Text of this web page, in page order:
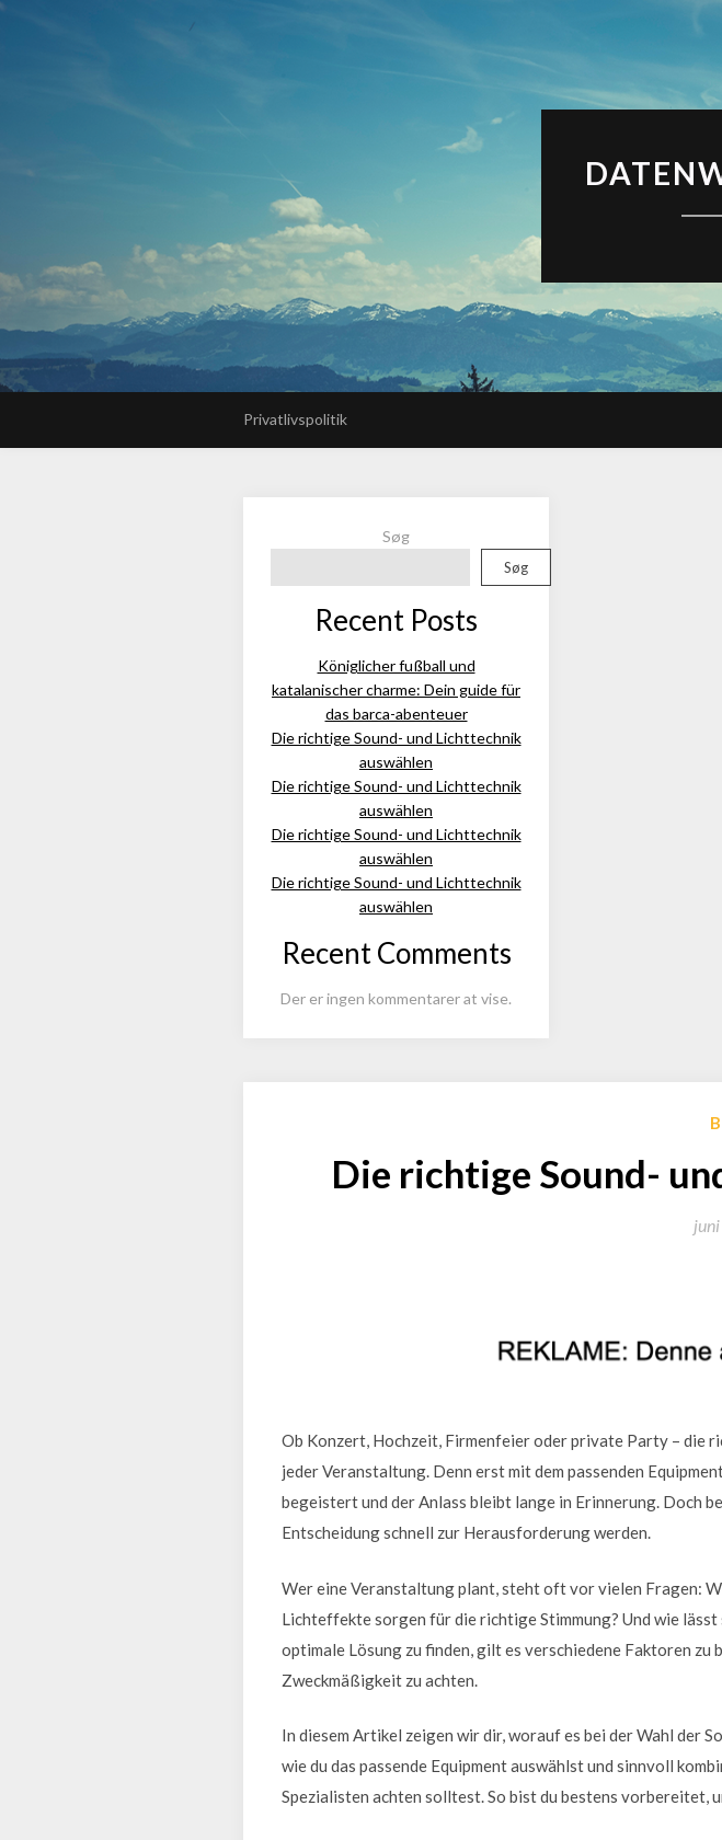
Privatlivspolitik
Søg
Søg
Recent Posts
Königlicher fußball und
katalanischer charme: Dein guide für
das barca-abenteuer
Die richtige Sound- und Lichttechnik
auswählen
Die richtige Sound- und Lichttechnik
auswählen
Die richtige Sound- und Lichttechnik
auswählen
Die richtige Sound- und Lichttechnik
auswählen
Recent Comments
Der er ingen kommentarer at vise.
Die richtige Sound-
Ob Konzert, Hochzeit, Firmenfeier oder private Party – die
jeder Veranstaltung. Denn erst mit dem passenden
begeistert und der Anlass bleibt lange in Erinnerung. Doch
Entscheidung schnell zur Herausforderung werden.
Wer eine Veranstaltung plant, steht oft vor vielen Fragen:
Lichteffekte sorgen für die richtige Stimmung? Und wie
optimale Lösung zu finden, gilt es verschiedene Faktoren
Zweckmäßigkeit zu achten.
In diesem Artikel zeigen wir dir, worauf es bei der Wahl der
wie du das passende Equipment auswählst und sinnvoll
Spezialisten achten solltest. So bist du bestens vorbereitet,